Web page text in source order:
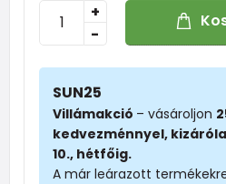
-
+
SUN25
Villámakció – vásároljon
kedvezménnyel,
10., hétfőig.
A már leárazott